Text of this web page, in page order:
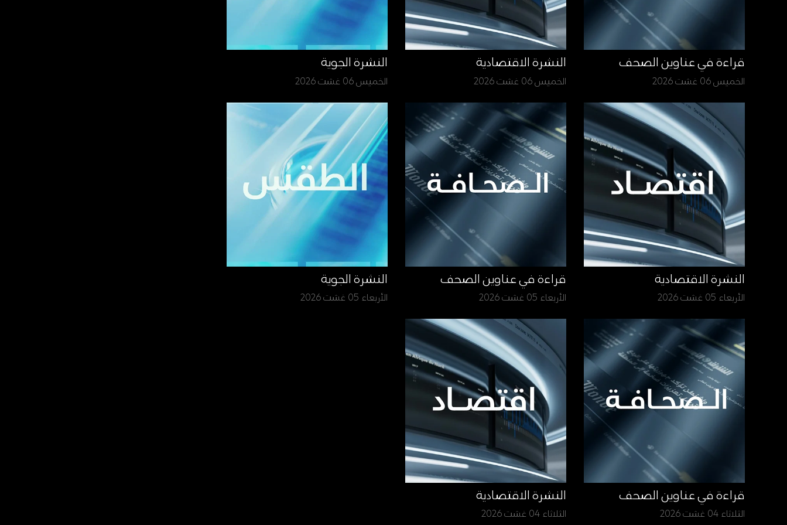
قراءة في عناوين الصحف
الخميس 06 غشت 2026
النشرة الاقتصادية
الخميس 06 غشت 2026
النشرة الجوية
الخميس 06 غشت 2026
النشرة الاقتصادية
الأربعاء 05 غشت 2026
قراءة في عناوين الصحف
الأربعاء 05 غشت 2026
النشرة الجوية
الأربعاء 05 غشت 2026
قراءة في عناوين الصحف
الثلاثاء 04 غشت 2026
النشرة الاقتصادية
الثلاثاء 04 غشت 2026